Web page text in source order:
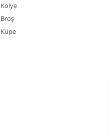
Kolye
Broş
Küpe